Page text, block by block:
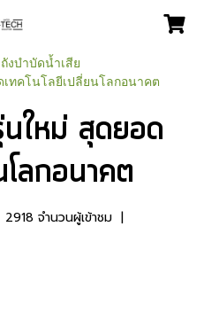
ถังบำบัดน้ำเสีย
ทคโนโลยีเปลี่ยนโลกอนาคต
นใหม่ สุดยอด
โลกอนาคต
2918 จำนวนผู้เข้าชม |